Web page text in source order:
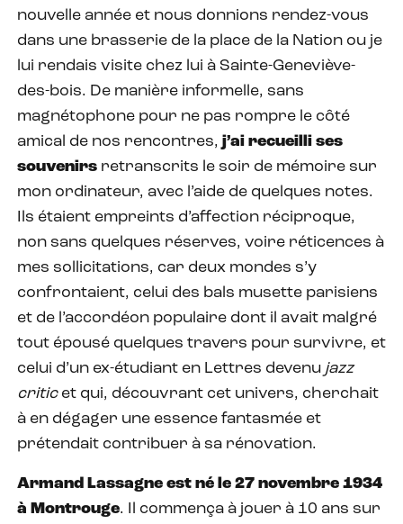
nouvelle année et nous donnions rendez-vous
dans une brasserie de la place de la Nation ou je
lui rendais visite chez lui à Sainte-Geneviève-
des-bois. De manière informelle, sans
magnétophone pour ne pas rompre le côté
amical de nos rencontres, j’ai recueilli ses
souvenirs retranscrits le soir de mémoire sur
mon ordinateur, avec l’aide de quelques notes.
Ils étaient empreints d’affection réciproque,
non sans quelques réserves, voire réticences à
mes sollicitations, car deux mondes s’y
confrontaient, celui des bals musette parisiens
et de l’accordéon populaire dont il avait malgré
tout épousé quelques travers pour survivre, et
celui d’un ex-étudiant en Lettres devenu jazz
critic et qui, découvrant cet univers, cherchait
à en dégager une essence fantasmée et
prétendait contribuer à sa rénovation.
Armand Lassagne est né le 27 novembre 1934
à Montrouge. Il commença à jouer à 10 ans sur